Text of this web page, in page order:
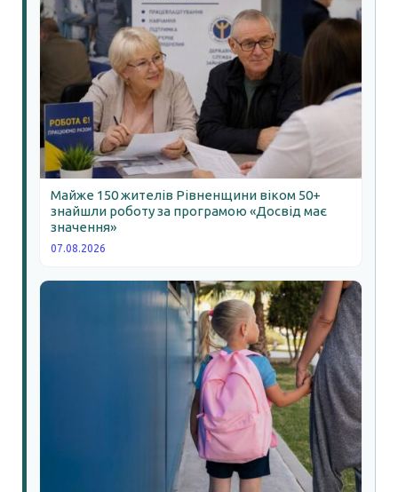
Майже 150 жителів Рівненщини віком 50+
знайшли роботу за програмою «Досвід має
значення»
07.08.2026